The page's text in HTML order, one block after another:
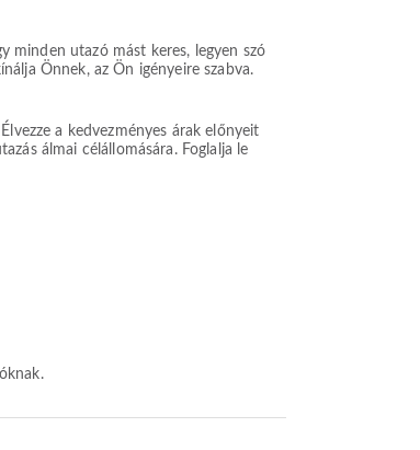
minden utazó mást keres, legyen szó
Önnek, az Ön igényeire szabva.
a kedvezményes árak előnyeit
álmai célállomására. Foglalja le